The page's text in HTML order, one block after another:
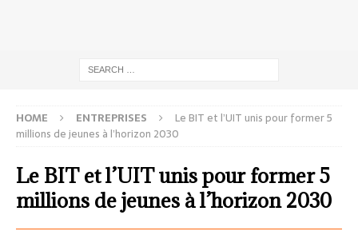
HOME ENTREPRISES
Le BIT et l’UIT unis pour former 5
millions de jeunes à l’horizon 2030
Le BIT et l’UIT unis pour former 5
millions de jeunes à l’horizon 2030